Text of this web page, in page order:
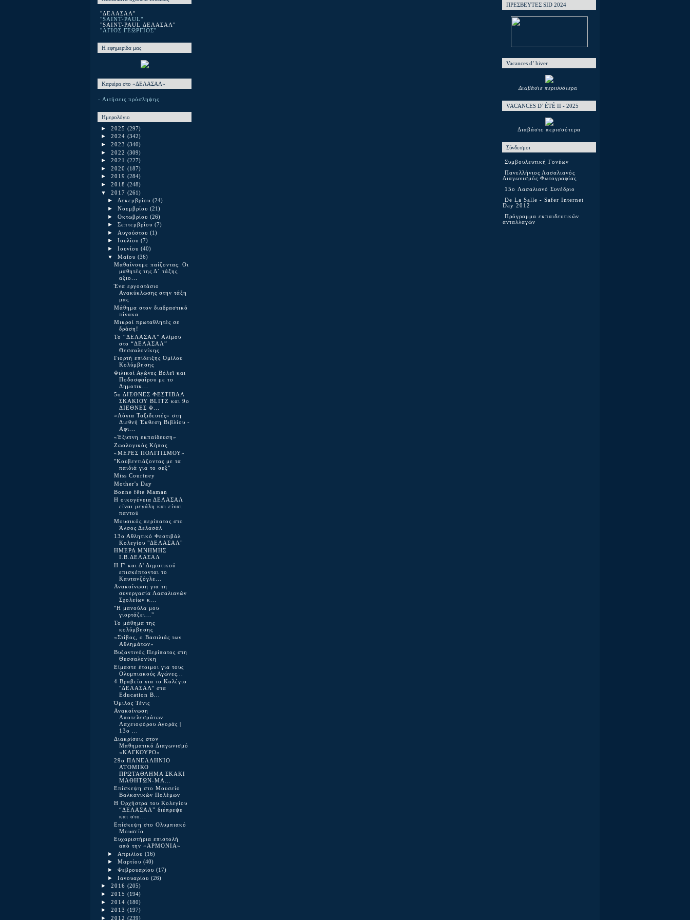
"ΔΕΛΑΣΑΛ"
"SAINT-PAUL"
"SAINT-PAUL ΔΕΛΑΣΑΛ"
"ΑΓΙΟΣ ΓΕΩΡΓΙΟΣ"
Η εφημερίδα μας
Καριέρα στο «ΔΕΛΑΣΑΛ»
- Αιτήσεις πρόσληψης
Ημερολόγιο
► 2025 (297)
► 2024 (342)
► 2023 (340)
► 2022 (309)
► 2021 (227)
► 2020 (187)
► 2019 (284)
► 2018 (248)
▼ 2017 (261)
► Δεκεμβρίου (24)
► Νοεμβρίου (21)
► Οκτωβρίου (26)
► Σεπτεμβρίου (7)
► Αυγούστου (1)
► Ιουλίου (7)
► Ιουνίου (40)
▼ Μαΐου (36)
Μαθαίνουμε παίζοντας: Οι
μαθητές της Δ΄ τάξης
αξιο...
Ένα εργοστάσιο
Ανακύκλωσης στην τάξη
μας
Μάθημα στον διαδραστικό
πίνακα
Μικροί πρωταθλητές σε
δράση!
Το “ΔΕΛΑΣΑΛ” Αλίμου
στο “ΔΕΛΑΣΑΛ”
Θεσσαλονίκης
Γιορτή επίδειξης Ομίλου
Κολύμβησης
Φιλικοί Αγώνες Βόλεϊ και
Ποδοσφαίρου με το
Δημοτικ...
5ο ΔΙΕΘΝΕΣ ΦΕΣΤΙΒΑΛ
ΣKΑΚΙΟΥ BLITZ και 9ο
ΔΙΕΘΝΕΣ Φ...
«Λόγια Ταξιδευτές» στη
Διεθνή Έκθεση Βιβλίου -
Αφι...
«Έξυπνη εκπαίδευση»
Ζωολογικός Κήπος
«ΜΕΡΕΣ ΠΟΛΙΤΙΣΜΟΥ»
"Κουβεντιάζοντας με τα
παιδιά για το σεξ"
Miss Courtney
Mother's Day
Bonne fête Maman
Η οικογένεια ΔΕΛΑΣΑΛ
είναι μεγάλη και είναι
παντού
Μουσικός περίπατος στο
Άλσος Δελασάλ
13ο Αθλητικό Φεστιβάλ
Κολεγίου "ΔΕΛΑΣΑΛ"
ΗΜΕΡΑ ΜΝΗΜΗΣ
Ι.Β.ΔΕΛΑΣΑΛ
Η Γ' και Δ' Δημοτικού
επισκέπτονται το
Καυτανζόγλε...
Ανακοίνωση για τη
συνεργασία Λασαλιανών
Σχολείων κ...
"Η μανούλα μου
γιορτάζει..."
Το μάθημα της
κολύμβησης
«Στίβος, ο Βασιλιάς των
Αθλημάτων»
Bυζαντινός Περίπατος στη
Θεσσαλονίκη
Είμαστε έτοιμοι για τους
Ολυμπιακούς Αγώνες...
4 Βραβεία για το Κολέγιο
"ΔΕΛΑΣΑΛ" στα
Education B...
Όμιλος Τένις
Ανακοίνωση
Αποτελεσμάτων
Λαχειοφόρου Αγοράς |
13ο ...
Διακρίσεις στον
Μαθηματικό Διαγωνισμό
«ΚΑΓΚΟΥΡΟ»
29ο ΠΑΝΕΛΛΗΝΙΟ
ΑΤΟΜΙΚΟ
ΠΡΩΤΑΘΛΗΜΑ ΣΚΑΚΙ
ΜΑΘΗΤΩΝ-ΜΑ...
Επίσκεψη στο Μουσείο
Βαλκανικών Πολέμων
Η Ορχήστρα του Κολεγίου
“ΔΕΛΑΣΑΛ” διέπρεψε
και στο...
Επίσκεψη στο Ολυμπιακό
Μουσείο
Ευχαριστήρια επιστολή
από την «ΑΡΜΟΝΙΑ»
► Απριλίου (16)
► Μαρτίου (40)
► Φεβρουαρίου (17)
► Ιανουαρίου (26)
► 2016 (205)
► 2015 (194)
► 2014 (180)
► 2013 (197)
► 2012 (239)
ΠΡΕΣΒΕΥΤΕΣ SID 2024
Vacances d’ hiver
Διαβάστε περισσότερα
VACANCES D’ ÉTÉ ΙΙ - 2025
Διαβάστε περισσότερα
Σύνδεσμοι
Συμβουλευτική Γονέων
Πανελλήνιος Λασαλιανός
Διαγωνισμός Φωτογραφίας
15o Λασαλιανό Συνέδριο
De La Salle - Safer Internet
Day 2012
Πρόγραμμα εκπαιδευτικών
ανταλλαγών